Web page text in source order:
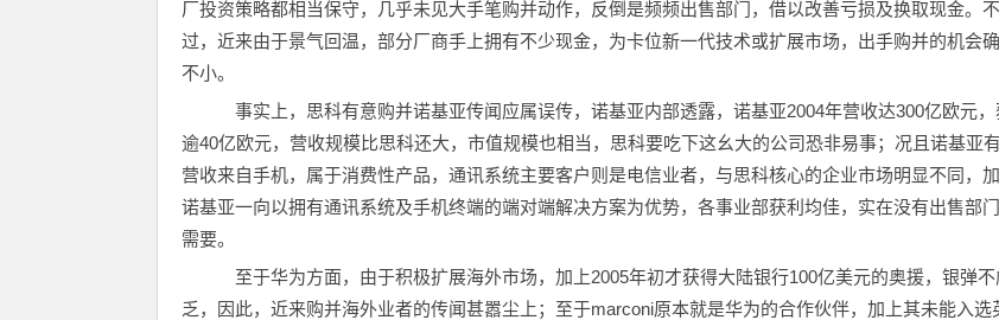
厂投资策略都相当保守，几乎未见大手笔购并动作，反倒是频频出售部门，借以改善亏损及换取现金。不
过，近来由于景气回温，部分厂商手上拥有不少现金，为卡位新一代技术或扩展市场，出手购并的机会
不小。
事实上，思科有意购并诺基亚传闻应属误传，诺基亚内部透露，诺基亚2004年营收达300亿欧元，
逾40亿欧元，营收规模比思科还大，市值规模也相当，思科要吃下这幺大的公司恐非易事；况且诺基亚
营收来自手机，属于消费性产品，通讯系统主要客户则是电信业者，与思科核心的企业市场明显不同，
诺基亚一向以拥有通讯系统及手机终端的端对端解决方案为优势，各事业部获利均佳，实在没有出售部
需要。
至于华为方面，由于积极扩展海外市场，加上2005年初才获得大陆银行100亿美元的奥援，银弹不
乏，因此，近来购并海外业者的传闻甚嚣尘上；至于marconi原本就是华为的合作伙伴，加上其未能入选